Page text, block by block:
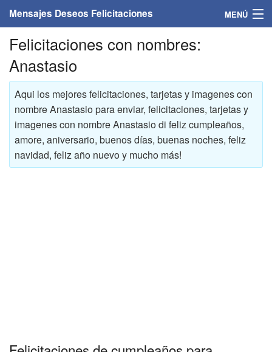
Mensajes Deseos Felicitaciones MENÚ
Home
Mensajes
Felicitaciones
Felicitaciones con nombres
Felicitaciones personalizadas
Felicitaciones con nombres:
Anastasio
Aqui los mejores felicitaciones, tarjetas y imagenes con
nombre Anastasio para enviar, felicitaciones, tarjetas y
imagenes con nombre Anastasio di feliz cumpleaños,
amore, aniversario, buenos días, buenas noches, feliz
navidad, feliz año nuevo y mucho más!